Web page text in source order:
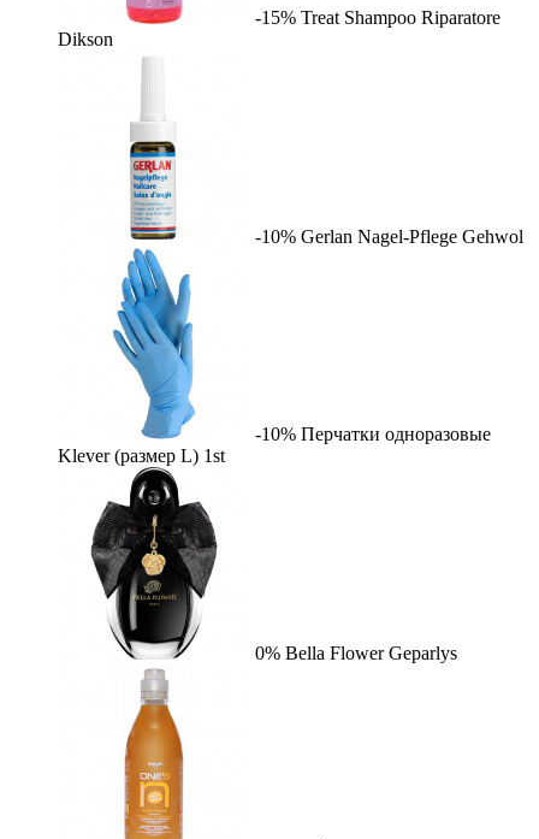
-15% Treat Shampoo Riparatore
Dikson
-10% Gerlan Nagel-Pflege Gehwol
-10% Перчатки одноразовые
Klever (размер L) 1st
0% Bella Flower Geparlys